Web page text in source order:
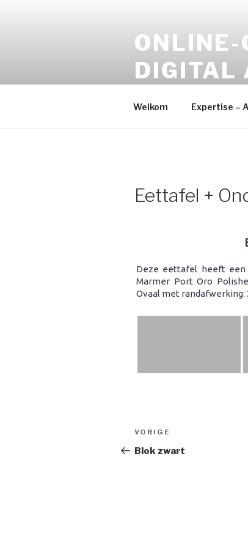
ONLINE-
DIGITAL
Welkom Expertise –
Eettafel +
Deze eettafel heeft een
Marmer Port Oro
Ovaal met randafwerking:
Bericht
navigatie
Vorig
bericht
VORIGE
Blok zwart